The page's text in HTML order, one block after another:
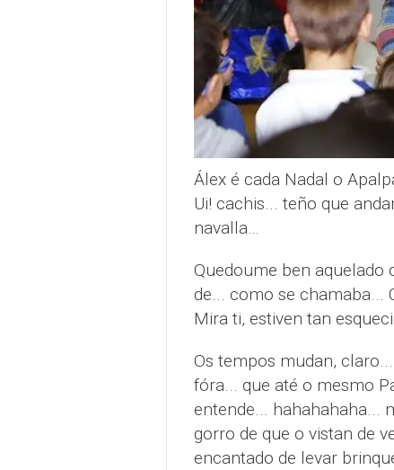
Álex é cada Nadal o
Ui! cachis... teño que
navalla…
Quedoume ben aquelado
de... como se chamaba...
Mira ti, estiven tan
Os tempos mudan,
fóra... que até o mesmo
entende... hahahahaha...
gorro de que o vistan de
encantado de levar